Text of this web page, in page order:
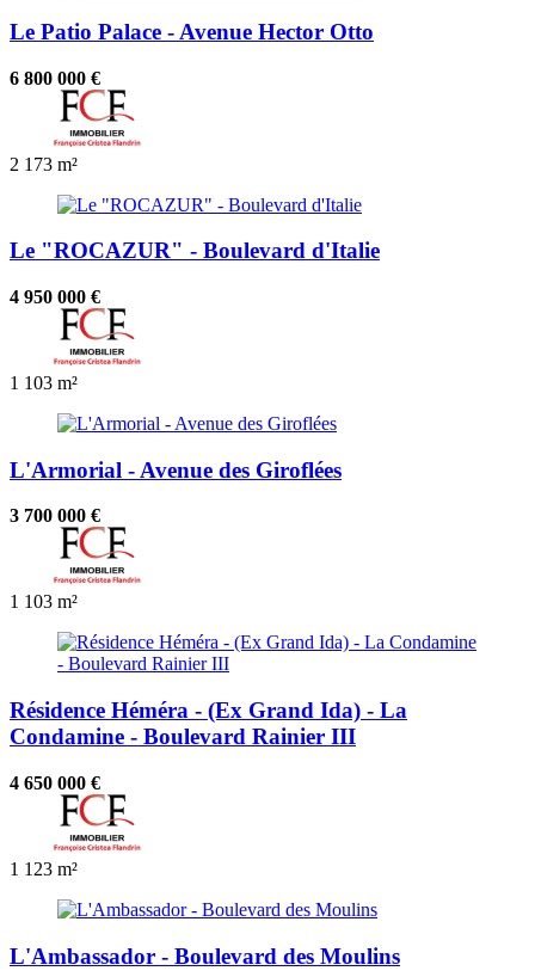
Le Patio Palace - Avenue Hector Otto
6 800 000 €
2 173 m²
Le "ROCAZUR" - Boulevard d'Italie
4 950 000 €
1 103 m²
L'Armorial - Avenue des Giroflées
3 700 000 €
1 103 m²
Résidence Héméra - (Ex Grand Ida) - La
Condamine - Boulevard Rainier III
4 650 000 €
1 123 m²
L'Ambassador - Boulevard des Moulins